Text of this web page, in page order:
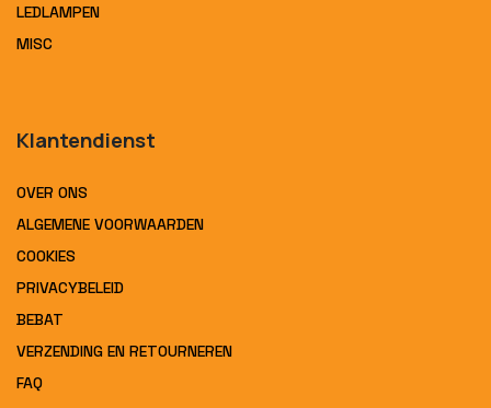
LEDLAMPEN
MISC
Klantendienst
OVER ONS
ALGEMENE VOORWAARDEN
COOKIES
PRIVACYBELEID
BEBAT
VERZENDING EN RETOURNEREN
FAQ